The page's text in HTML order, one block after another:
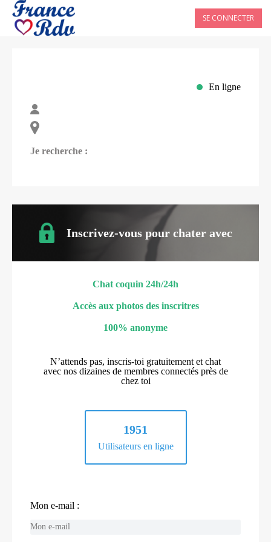
SE CONNECTER
En ligne
Je recherche :
Inscrivez-vous pour chater avec
Chat coquin 24h/24h
Accès aux photos des inscritres
100% anonyme
N’attends pas, inscris-toi gratuitement et chat
avec nos dizaines de membres connectés près de
chez toi
1951
Utilisateurs en ligne
Mon e-mail :